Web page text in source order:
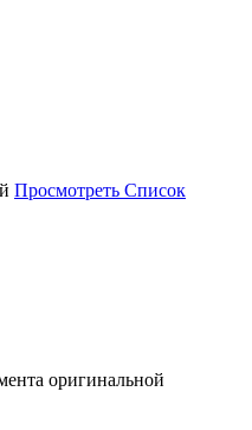
Просмотреть Список
оригинальной